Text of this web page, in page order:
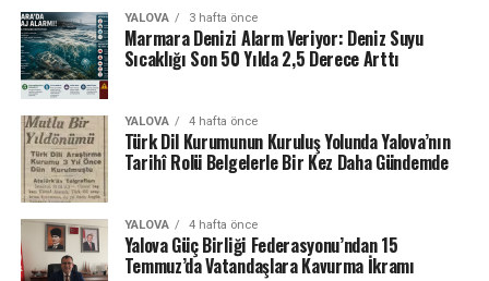
YALOVA 3 hafta önce
Marmara Denizi Alarm Veriyor: Deniz Suyu
Sıcaklığı Son 50 Yılda 2,5 Derece Arttı
YALOVA 4 hafta önce
Türk Dil Kurumunun Kuruluş Yolunda Yalova’nın
Tarihî Rolü Belgelerle Bir Kez Daha Gündemde
YALOVA 4 hafta önce
Yalova Güç Birliği Federasyonu’ndan 15
Temmuz’da Vatandaşlara Kavurma İkramı